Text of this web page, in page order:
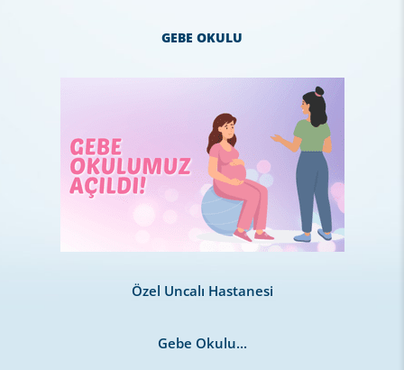
GEBE OKULU
Özel Uncalı Hastanesi
Gebe Okulu...